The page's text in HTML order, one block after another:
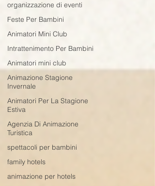
organizzazione di eventi
Feste Per Bambini
Animatori Mini Club
Intrattenimento Per Bambini
Animatori mini club
Animazione Stagione
Invernale
Animatori Per La Stagione
Estiva
Agenzia Di Animazione
Turistica
spettacoli per bambini
family hotels
animazione per hotels